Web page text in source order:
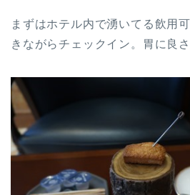
まずはホテル内で湧いてる飲用
きながらチェックイン。胃に良さ